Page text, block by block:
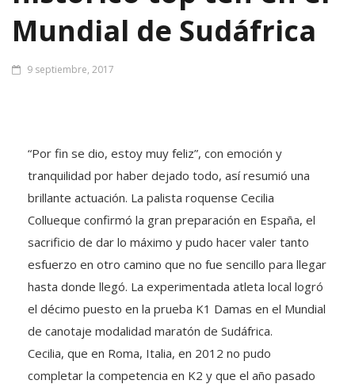
Mundial de Sudáfrica
9 septiembre, 2017
“Por fin se dio, estoy muy feliz”, con emoción y
tranquilidad por haber dejado todo, así resumió una
brillante actuación. La palista roquense Cecilia
Collueque confirmó la gran preparación en España, el
sacrificio de dar lo máximo y pudo hacer valer tanto
esfuerzo en otro camino que no fue sencillo para llegar
hasta donde llegó. La experimentada atleta local logró
el décimo puesto en la prueba K1 Damas en el Mundial
de canotaje modalidad maratón de Sudáfrica.
Cecilia, que en Roma, Italia, en 2012 no pudo
completar la competencia en K2 y que el año pasado